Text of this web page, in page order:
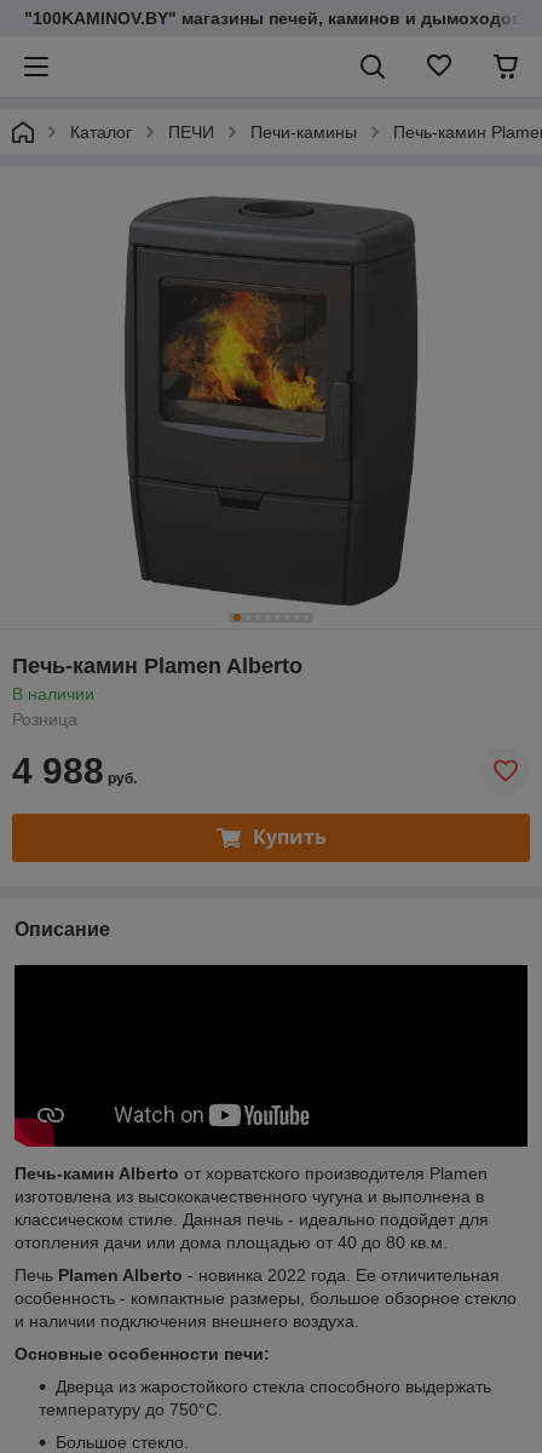
"100KAMINOV.BY" магазины печей, каминов и дымоходов
Каталог ПЕЧИ Печи-камины Печь-камин
Печь-камин Plamen Alberto
В наличии
Розница
4 988 руб.
Купить
Описание
Печь-камин Alberto от хорватского производителя Plamen
изготовлена из высококачественного чугуна и выполнена в
классическом стиле. Данная печь - идеально подойдет для
отопления дачи или дома площадью от 40 до 80 кв.м.
Печь Plamen Alberto - новинка 2022 года. Ее отличительная
особенность - компактные размеры, большое обзорное стекло
и наличии подключения внешнего воздуха.
Основные особенности печи:
Дверца из жаростойкого стекла способного выдержать
температуру до 750°С.
Большое стекло.